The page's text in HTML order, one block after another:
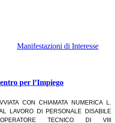
Manifestazioni di Interesse
per l’Impiego
CON CHIAMATA NUMERICA L.
LAVORO DI PERSONALE DISABILE
TECNICO DI VIII